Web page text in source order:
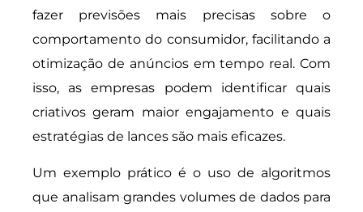
fazer previsões mais precisas sobre o
comportamento do consumidor, facilitando a
otimização de anúncios em tempo real. Com
isso, as empresas podem identificar quais
criativos geram maior engajamento e quais
estratégias de lances são mais eficazes.
Um exemplo prático é o uso de algoritmos
que analisam grandes volumes de dados para